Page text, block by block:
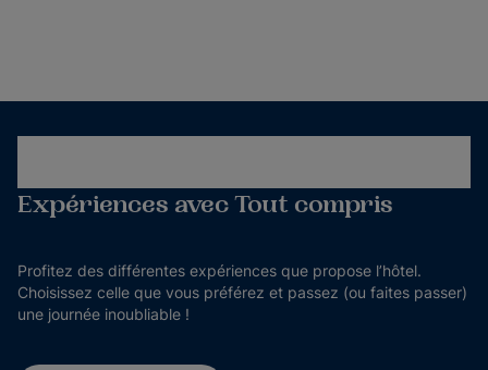
Expériences avec Tout compris
Profitez des différentes expériences que propose l’hôtel.
Choisissez celle que vous préférez et passez (ou faites passer)
une journée inoubliable !